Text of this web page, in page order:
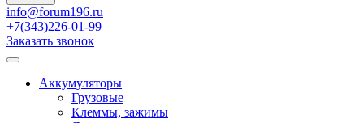
info@forum196.ru
+7(343)226-01-99
Заказать звонок
Аккумуляторы
Грузовые
Клеммы, зажимы